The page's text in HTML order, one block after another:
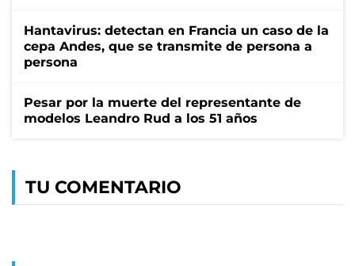
Hantavirus: detectan en Francia un caso de la
cepa Andes, que se transmite de persona a
persona
Pesar por la muerte del representante de
modelos Leandro Rud a los 51 años
TU COMENTARIO